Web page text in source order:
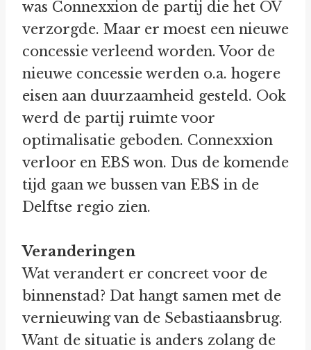
was Connexxion de partij die het OV
verzorgde. Maar er moest een nieuwe
concessie verleend worden. Voor de
nieuwe concessie werden o.a. hogere
eisen aan duurzaamheid gesteld. Ook
werd de partij ruimte voor
optimalisatie geboden. Connexxion
verloor en EBS won. Dus de komende
tijd gaan we bussen van EBS in de
Delftse regio zien.
Veranderingen
Wat verandert er concreet voor de
binnenstad? Dat hangt samen met de
vernieuwing van de Sebastiaansbrug.
Want de situatie is anders zolang de